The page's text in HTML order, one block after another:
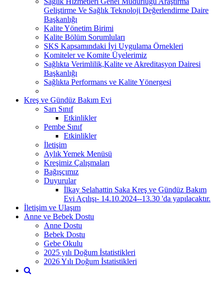
Geliştirme Ve Sağlık Teknoloji Değerlendirme Daire
Başkanlığı
Kalite Yönetim Birimi
Kalite Bölüm Sorumluları
SKS Kapsamındaki İyi Uygulama Örnekleri
Komiteler ve Komite Üyelerimiz
Sağlıkta Verimlilik,Kalite ve Akreditasyon Dairesi
Başkanlığı
Sağlıkta Performans ve Kalite Yönergesi
Kreş ve Gündüz Bakım Evi
Sarı Sınıf
Etkinlikler
Pembe Sınıf
Etkinlikler
İletişim
Aylık Yemek Menüsü
Kreşimiz Çalışmaları
Bağışçımız
Duyurular
İlkay Selahattin Saka Kreş ve Gündüz Bakım
Evi Açılışı- 14.10.2024--13.30 'da yapılacaktır.
İletişim ve Ulaşım
Anne ve Bebek Dostu
Anne Dostu
Bebek Dostu
Gebe Okulu
2025 yılı Doğum İstatistikleri
2026 Yılı Doğum İstatistikleri